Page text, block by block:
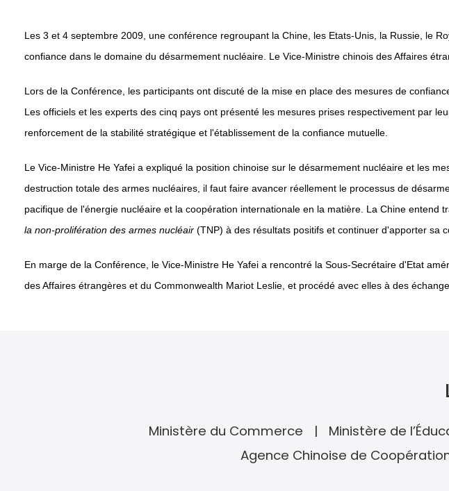
Les 3 et 4 septembre 2009, une conférence regroupant la Chine, les Etats-Unis, la Russie, le
confiance dans le domaine du désarmement nucléaire. Le Vice-Ministre chinois des Affaires
Lors de la Conférence, les participants ont discuté de la mise en place des mesures de
Les officiels et les experts des cinq pays ont présenté les mesures prises respectivement par
renforcement de la stabilité stratégique et l'établissement de la confiance mutuelle.
Le Vice-Ministre He Yafei a expliqué la position chinoise sur le désarmement nucléaire et les
destruction totale des armes nucléaires, il faut faire avancer réellement le processus de
pacifique de l'énergie nucléaire et la coopération internationale en la matière. La Chine
la non-prolifération des armes nucléair (TNP) à des résultats positifs et continuer d'apporter sa
En marge de la Conférence, le Vice-Ministre He Yafei a rencontré la Sous-Secrétaire d'Etat
des Affaires étrangères et du Commonwealth Mariot Leslie, et procédé avec elles à des
Ministère du Commerce Ministère de
Agence Chinoise de